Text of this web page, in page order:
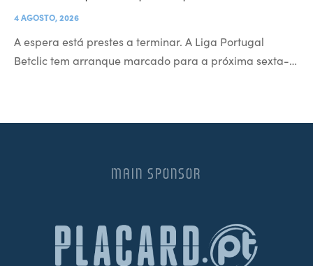
4 AGOSTO, 2026
A espera está prestes a terminar. A Liga Portugal
Betclic tem arranque marcado para a próxima sexta-…
MAIN SPONSOR